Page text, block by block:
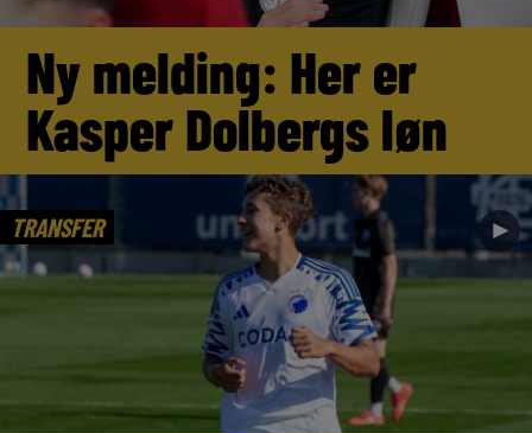
Ny melding: Her er
Kasper Dolbergs løn
TRANSFER ►